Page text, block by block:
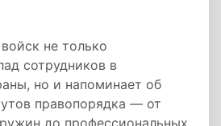
не только
сотрудников в
но и напоминает об
правопорядка — от
до профессиональных